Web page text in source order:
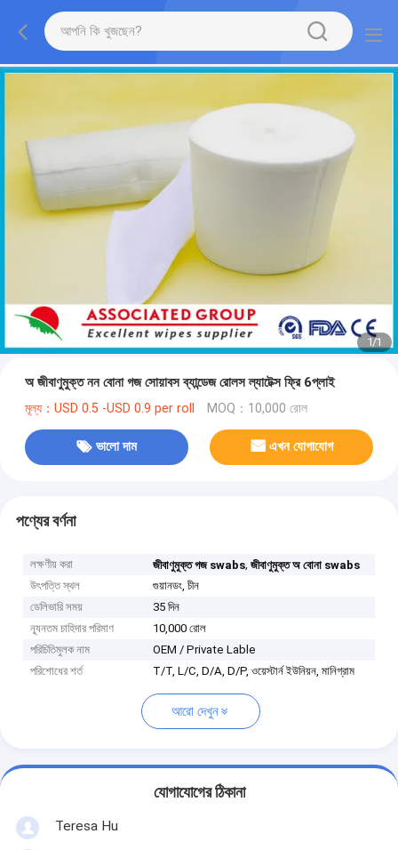
1/1
অ জীবাণুমুক্ত নন বোনা গজ সোয়াবস ব্যান্ডেজ রোলস ল্যাটেক্স ফ্রি 6প্লাই
মূল্য：USD 0.5 -USD 0.9 per roll MOQ：10,000 রোল
ভালো দাম এখন যোগাযোগ
পণ্যের বর্ণনা
লক্ষণীয় করা জীবাণুমুক্ত গজ swabs,জীবাণুমুক্ত অ বোনা swabs
উৎপত্তি স্থল
গুয়ানডং, চীন
ডেলিভারি সময়
35 দিন
ন্যূনতম চাহিদার পরিমাণ
10,000 রোল
পরিচিতিমুলক নাম
OEM / Private Lable
পরিশোধের শর্ত
T/T, L/C, D/A, D/P, ওয়েস্টার্ন ইউনিয়ন, মানিগ্রাম
আরো দেখুন
যোগাযোগের ঠিকানা
Teresa Hu